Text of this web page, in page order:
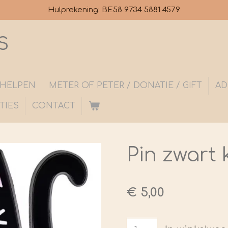
Hulprekening: BE58 9734 5881 4579
METER OF PETER / DONATIE / GIFT
CONTACT
Pin zwart
€ 5,00